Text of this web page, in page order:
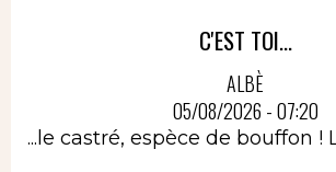
C'EST TOI...
ALBÈ
05/08/2026 - 07:20
...le castré, espèce de bouffon !